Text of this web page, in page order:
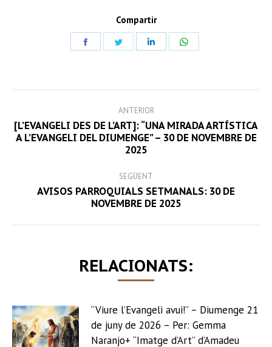
Compartir
NAVIGATION
ANTERIOR
Previous
post:
[L’EVANGELI DES DE L’ART]: “UNA MIRADA ARTÍSTICA
A L’EVANGELI DEL DIUMENGE” – 30 DE NOVEMBRE DE
2025
SEGÜENT
Next
AVISOS PARROQUIALS SETMANALS: 30 DE
NOVEMBRE DE 2025
RELACIONATS:
“Viure l’Evangeli avui!” – Diumenge 21
de juny de 2026 – Per: Gemma
Naranjo+ “Imatge d’Art” d’Amadeu